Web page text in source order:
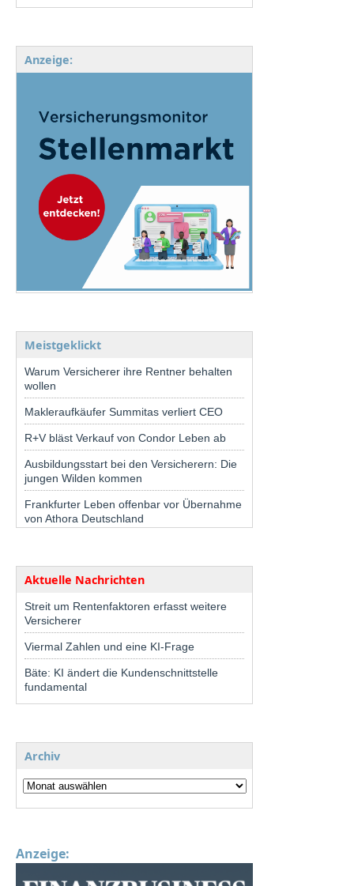
Anzeige:
Meistgeklickt
Warum Versicherer ihre Rentner behalten
wollen
Makleraufkäufer Summitas verliert CEO
R+V bläst Verkauf von Condor Leben ab
Ausbildungsstart bei den Versicherern: Die
jungen Wilden kommen
Frankfurter Leben offenbar vor Übernahme
von Athora Deutschland
Aktuelle Nachrichten
Streit um Rentenfaktoren erfasst weitere
Versicherer
Viermal Zahlen und eine KI-Frage
Bäte: KI ändert die Kundenschnittstelle
fundamental
Archiv
Anzeige: